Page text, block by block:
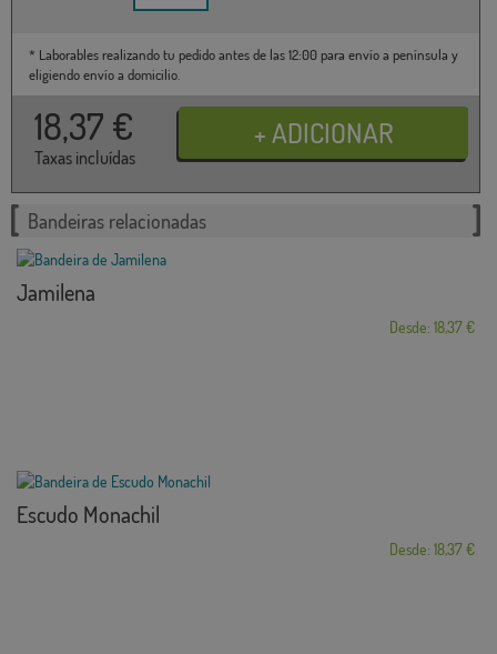
* Laborables realizando tu pedido antes de las 12:00 para envío a península y
eligiendo envío a domicilio.
18,37 €
Taxas incluídas
Bandeiras relacionadas
Jamilena
Desde: 18,37 €
Escudo Monachil
Desde: 18,37 €